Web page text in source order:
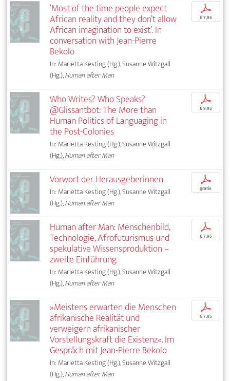
‘Most of the time people expect
African reality and they don’t allow
African imagination to exist’. In
conversation with Jean-Pierre
Bekolo
In: Marietta Kesting (Hg.), Susanne Witzgall
(Hg.),Human after Man
p
€ 7,95
Who Writes? Who Speaks?
@Glissantbot: The More than
Human Politics of Languaging in
the Post-Colonies
In: Marietta Kesting (Hg.), Susanne Witzgall
(Hg.),Human after Man
p
€ 9,95
Vorwort der Herausgeberinnen
In: Marietta Kesting (Hg.), Susanne Witzgall
(Hg.),Human after Man
p
gratis
Human after Man: Menschenbild,
Technologie, Afrofuturismus und
spekulative Wissensproduktion –
zweite Einführung
In: Marietta Kesting (Hg.), Susanne Witzgall
(Hg.),Human after Man
p
€ 7,95
»Meistens erwarten die Menschen
afrikanische Realität und
verweigern afrikanischer
Vorstellungskraft die Existenz«. Im
Gespräch mit Jean-Pierre Bekolo
In: Marietta Kesting (Hg.), Susanne Witzgall
(Hg.),Human after Man
p
€ 7,95